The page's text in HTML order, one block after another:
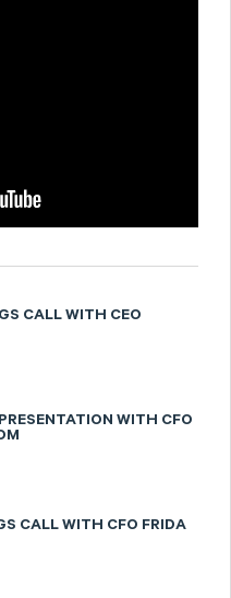
CALL WITH CEO
WITH CFO
CALL WITH CFO FRIDA